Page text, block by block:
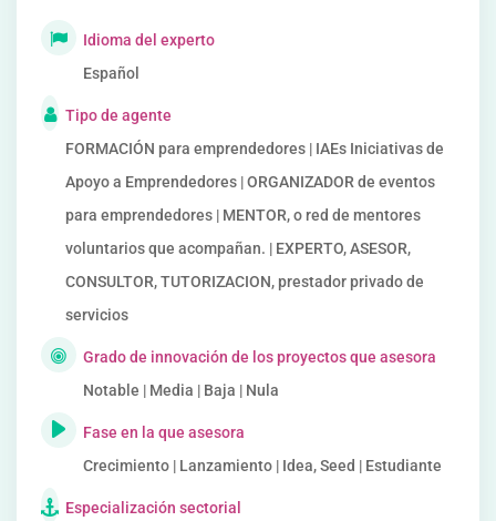
Idioma del experto
Español
Tipo de agente
FORMACIÓN para emprendedores | IAEs Iniciativas de
Apoyo a Emprendedores | ORGANIZADOR de eventos
para emprendedores | MENTOR, o red de mentores
voluntarios que acompañan. | EXPERTO, ASESOR,
CONSULTOR, TUTORIZACION, prestador privado de
servicios
Grado de innovación de los proyectos que asesora
Notable | Media | Baja | Nula
Fase en la que asesora
Crecimiento | Lanzamiento | Idea, Seed | Estudiante
Especialización sectorial